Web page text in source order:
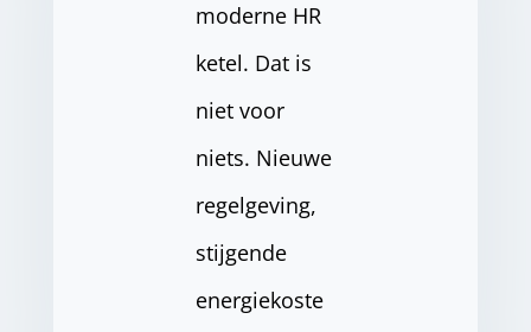
moderne HR
ketel. Dat is
niet voor
niets. Nieuwe
regelgeving,
stijgende
energiekoste